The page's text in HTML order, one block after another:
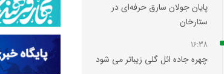
پایان جولان سارق حرفه‌ای در
ستارخان
16:38
چهره جاده ائل‌ گلی زیباتر می‌ شود